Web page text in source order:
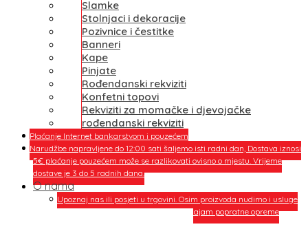
Slamke
Stolnjaci i dekoracije
Pozivnice i čestitke
Banneri
Kape
Pinjate
Rođendanski rekviziti
Konfetni topovi
Rekviziti za momačke i djevojačke
rođendanski rekviziti
Plaćanje Internet bankarstvom i pouzećem
Narudžbe napravljene do 12:00 sati šaljemo isti radni dan, Dostava iznosi
5€ plaćanje pouzećem može se razlikovati ovisno o mjestu. Vrijeme
dostave je 3 do 5 radnih dana.
O nama
Upoznaj nas ili posjeti u trgovini. Osim proizvoda nudimo i usluge
dekoriranja interijera i eksterija te najam popratne opreme